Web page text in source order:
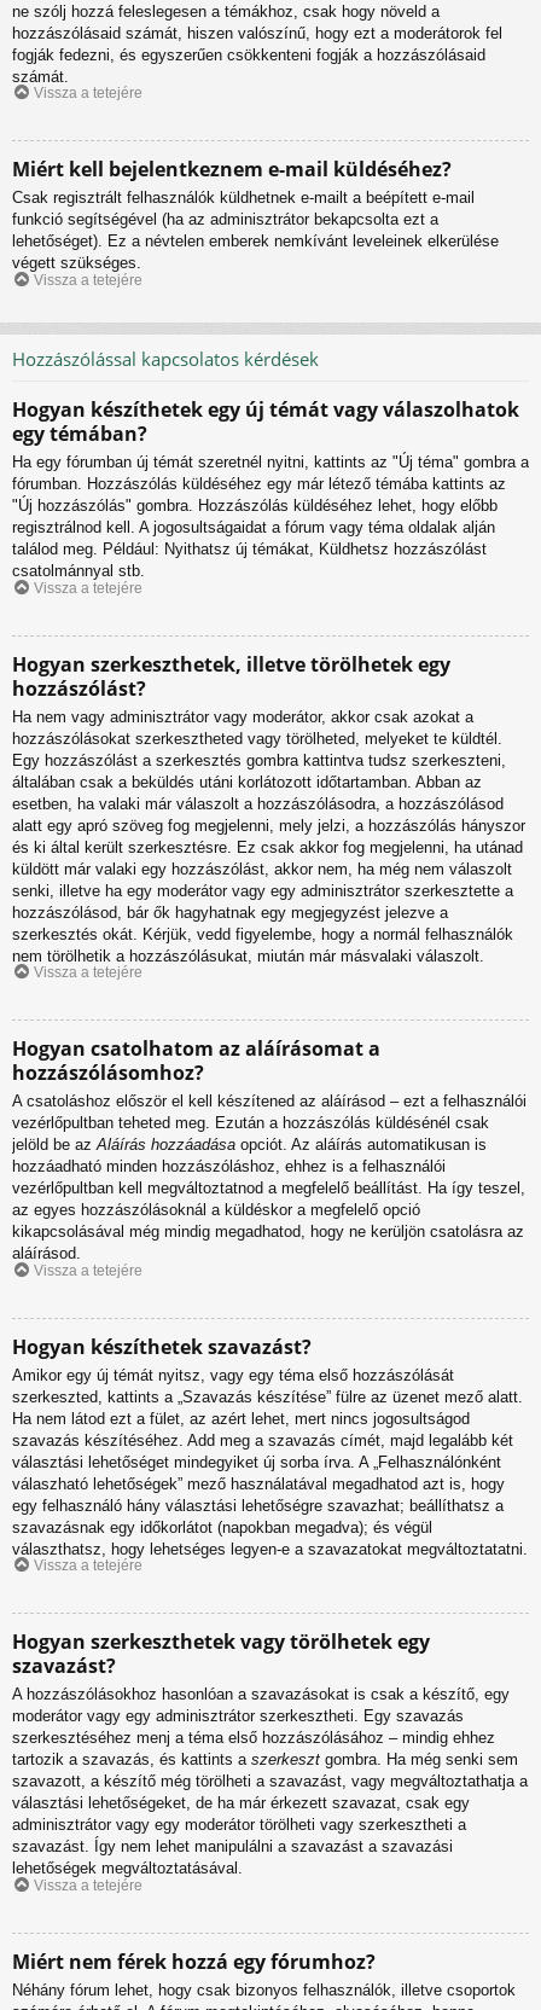
ne szólj hozzá feleslegesen a témákhoz, csak hogy növeld a
hozzászólásaid számát, hiszen valószínű, hogy ezt a moderátorok fel
fogják fedezni, és egyszerűen csökkenteni fogják a hozzászólásaid
számát.
Vissza a tetejére
Miért kell bejelentkeznem e-mail küldéséhez?
Csak regisztrált felhasználók küldhetnek e-mailt a beépített e-mail
funkció segítségével (ha az adminisztrátor bekapcsolta ezt a
lehetőséget). Ez a névtelen emberek nemkívánt leveleinek elkerülése
végett szükséges.
Vissza a tetejére
Hozzászólással kapcsolatos kérdések
Hogyan készíthetek egy új témát vagy válaszolhatok
egy témában?
Ha egy fórumban új témát szeretnél nyitni, kattints az "Új téma" gombra a
fórumban. Hozzászólás küldéséhez egy már létező témába kattints az
"Új hozzászólás" gombra. Hozzászólás küldéséhez lehet, hogy előbb
regisztrálnod kell. A jogosultságaidat a fórum vagy téma oldalak alján
találod meg. Például: Nyithatsz új témákat, Küldhetsz hozzászólást
csatolmánnyal stb.
Vissza a tetejére
Hogyan szerkeszthetek, illetve törölhetek egy
hozzászólást?
Ha nem vagy adminisztrátor vagy moderátor, akkor csak azokat a
hozzászólásokat szerkesztheted vagy törölheted, melyeket te küldtél.
Egy hozzászólást a szerkesztés gombra kattintva tudsz szerkeszteni,
általában csak a beküldés utáni korlátozott időtartamban. Abban az
esetben, ha valaki már válaszolt a hozzászólásodra, a hozzászólásod
alatt egy apró szöveg fog megjelenni, mely jelzi, a hozzászólás hányszor
és ki által került szerkesztésre. Ez csak akkor fog megjelenni, ha utánad
küldött már valaki egy hozzászólást, akkor nem, ha még nem válaszolt
senki, illetve ha egy moderátor vagy egy adminisztrátor szerkesztette a
hozzászólásod, bár ők hagyhatnak egy megjegyzést jelezve a
szerkesztés okát. Kérjük, vedd figyelembe, hogy a normál felhasználók
nem törölhetik a hozzászólásukat, miután már másvalaki válaszolt.
Vissza a tetejére
Hogyan csatolhatom az aláírásomat a
hozzászólásomhoz?
A csatoláshoz először el kell készítened az aláírásod – ezt a felhasználói
vezérlőpultban teheted meg. Ezután a hozzászólás küldésénél csak
jelöld be azAláírás hozzáadása opciót. Az aláírás automatikusan is
hozzáadható minden hozzászóláshoz, ehhez is a felhasználói
vezérlőpultban kell megváltoztatnod a megfelelő beállítást. Ha így teszel,
az egyes hozzászólásoknál a küldéskor a megfelelő opció
kikapcsolásával még mindig megadhatod, hogy ne kerüljön csatolásra az
aláírásod.
Vissza a tetejére
Hogyan készíthetek szavazást?
Amikor egy új témát nyitsz, vagy egy téma első hozzászólását
szerkeszted, kattints a „Szavazás készítése” fülre az üzenet mező alatt.
Ha nem látod ezt a fület, az azért lehet, mert nincs jogosultságod
szavazás készítéséhez. Add meg a szavazás címét, majd legalább két
választási lehetőséget mindegyiket új sorba írva. A „Felhasználónként
válaszható lehetőségek” mező használatával megadhatod azt is, hogy
egy felhasználó hány választási lehetőségre szavazhat; beállíthatsz a
szavazásnak egy időkorlátot (napokban megadva); és végül
választhatsz, hogy lehetséges legyen-e a szavazatokat megváltoztatatni.
Vissza a tetejére
Hogyan szerkeszthetek vagy törölhetek egy
szavazást?
A hozzászólásokhoz hasonlóan a szavazásokat is csak a készítő, egy
moderátor vagy egy adminisztrátor szerkesztheti. Egy szavazás
szerkesztéséhez menj a téma első hozzászólásához – mindig ehhez
tartozik a szavazás, és kattints a szerkeszt gombra. Ha még senki sem
szavazott, a készítő még törölheti a szavazást, vagy megváltoztathatja a
választási lehetőségeket, de ha már érkezett szavazat, csak egy
adminisztrátor vagy egy moderátor törölheti vagy szerkesztheti a
szavazást. Így nem lehet manipulálni a szavazást a szavazási
lehetőségek megváltoztatásával.
Vissza a tetejére
Miért nem férek hozzá egy fórumhoz?
Néhány fórum lehet, hogy csak bizonyos felhasználók, illetve csoportok